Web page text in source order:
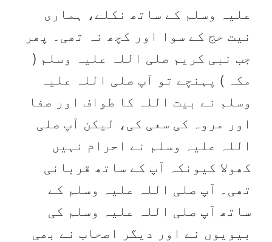
علیہ وسلم کے ساتھ نکلے، ہماری
نیت حج کے سوا اور کچھ نہ تھی۔ پھر
جب نبی کریم صلی اللہ علیہ وسلم (
مکہ ) پہنچے تو آپ صلی اللہ علیہ
وسلم نے بیت اللہ کا طواف اور صفا
اور مروہ کی سعی کی، لیکن آپ صلی
اللہ علیہ وسلم نے احرام نہیں
کھولا کیونکہ آپ کے ساتھ قربانی
تھی۔ آپ صلی اللہ علیہ وسلم کے
ساتھ آپ صلی اللہ علیہ وسلم کی
بیویوں نے اور دیگر اصحاب نے بھی